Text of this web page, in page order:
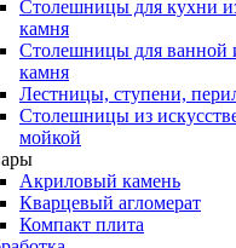
Столешницы для кухни
камня
Столешницы для ванной
камня
Лестницы, ступени,
Столешницы из
мойкой
Акриловый камень
Кварцевый агломерат
Компакт плита